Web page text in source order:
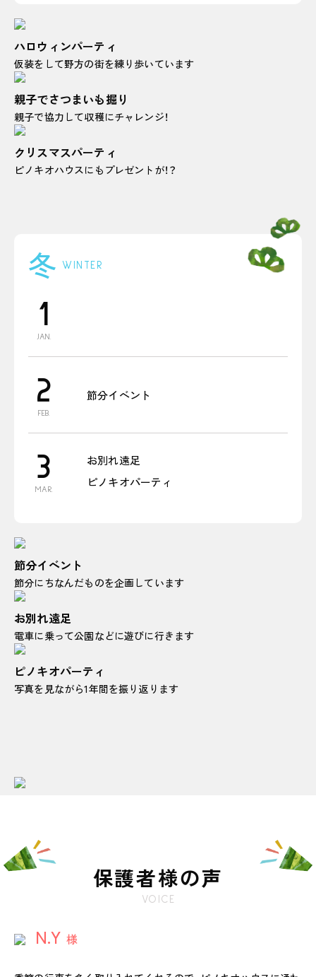
ハロウィンパーティ
仮装をして野方の街を練り歩いています
親子でさつまいも掘り
親子で協力して収穫にチャレンジ！
クリスマスパーティ
ピノキオハウスにもプレゼントが！？
冬 WINTER
1
JAN.
2
FEB.
節分イベント
3
MAR.
お別れ遠足
ピノキオパーティ
節分イベント
節分にちなんだものを企画しています
お別れ遠足
電車に乗って公園などに遊びに行きます
ピノキオパーティ
写真を見ながら1年間を振り返ります
保護者様の声
VOICE
N.Y 様